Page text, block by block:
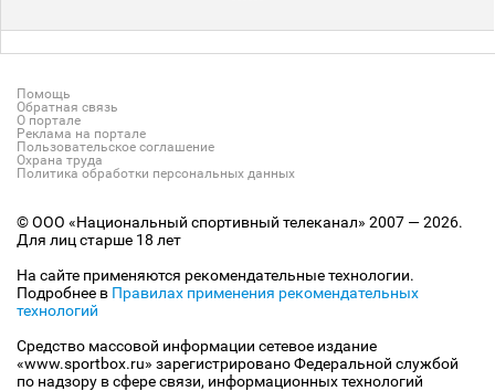
Помощь
Обратная связь
О портале
Реклама на портале
Пользовательское соглашение
Охрана труда
Политика обработки персональных данных
© ООО «Национальный спортивный телеканал» 2007 — 2026.
Для лиц старше 18 лет
На сайте применяются рекомендательные технологии.
Подробнее в Правилах применения рекомендательных
технологий
Средство массовой информации сетевое издание
«www.sportbox.ru» зарегистрировано Федеральной службой
по надзору в сфере связи, информационных технологий